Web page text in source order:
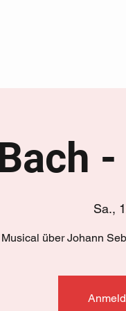
Sa.,
über Johann